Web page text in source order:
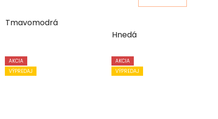
Tmavomodrá
Hnedá
AKCIA
VÝPREDAJ
AKCIA
VÝPREDAJ